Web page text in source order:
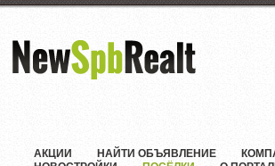
АКЦИИ НАЙТИ ОБЪЯВЛЕНИЕ